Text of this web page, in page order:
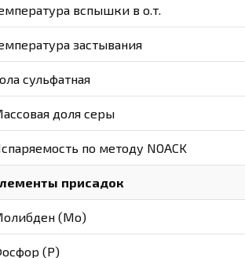
вспышки в о.т.
застывания
сульфатная
доля серы
по методу NOACK
присадок
(Мо)
(Р)